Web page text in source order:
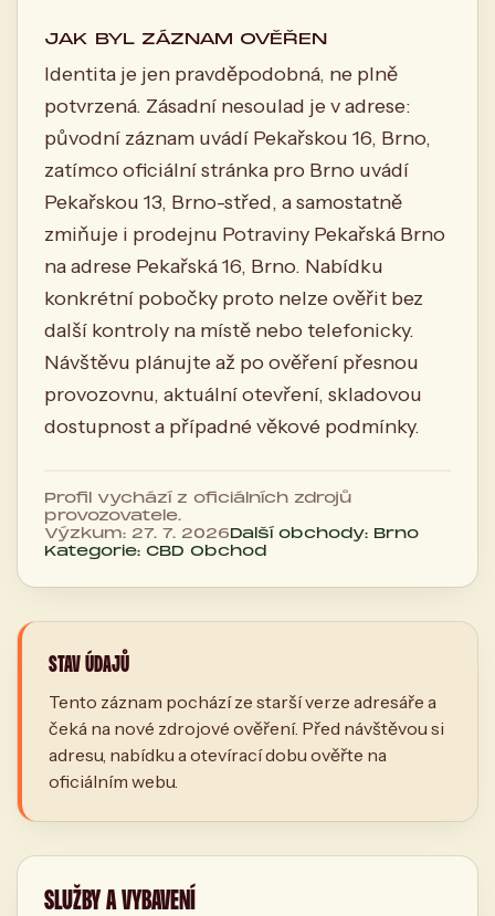
JAK BYL ZÁZNAM OVĚŘEN
Identita je jen pravděpodobná, ne plně
potvrzená. Zásadní nesoulad je v adrese:
původní záznam uvádí Pekařskou 16, Brno,
zatímco oficiální stránka pro Brno uvádí
Pekařskou 13, Brno-střed, a samostatně
zmiňuje i prodejnu Potraviny Pekařská Brno
na adrese Pekařská 16, Brno. Nabídku
konkrétní pobočky proto nelze ověřit bez
další kontroly na místě nebo telefonicky.
Návštěvu plánujte až po ověření přesnou
provozovnu, aktuální otevření, skladovou
dostupnost a případné věkové podmínky.
Profil vychází z oficiálních zdrojů
provozovatele.
Výzkum: 27. 7. 2026Další obchody: Brno
Kategorie: CBD Obchod
STAV ÚDAJŮ
Tento záznam pochází ze starší verze adresáře a
čeká na nové zdrojové ověření. Před návštěvou si
adresu, nabídku a otevírací dobu ověřte na
oficiálním webu.
SLUŽBY A VYBAVENÍ